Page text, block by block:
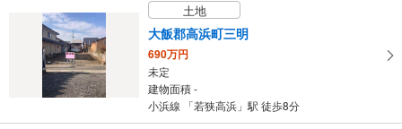
建物面積 152.58m
北陸新幹線 「越前たけふ」駅から29300m
土地
大飯郡高浜町三明
690万円
未定
建物面積 -
小浜線 「若狭高浜」駅 徒歩8分